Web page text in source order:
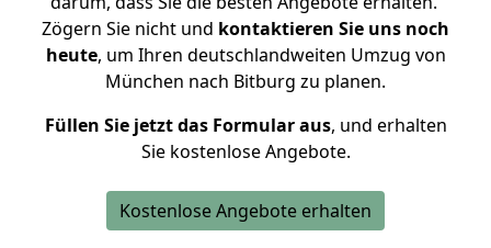
Zögern Sie nicht und kontaktieren Sie uns noch
heute, um Ihren deutschlandweiten Umzug von
München nach Bitburg zu planen.
Füllen Sie jetzt das Formular aus, und erhalten
Sie kostenlose Angebote.
Kostenlose Angebote erhalten